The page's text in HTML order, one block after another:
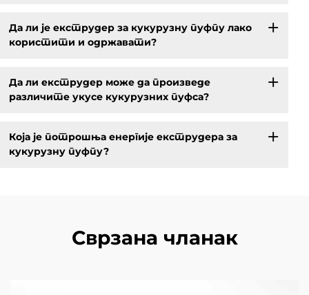
Да ли је екструдер за кукурузну пуфпу лако
користити и одржавати?
Да ли екструдер може да произведе
различите укусе кукурузних пуфса?
Која је потрошња енергије екструдера за
кукурузну пуфпу?
Сврзана чланак